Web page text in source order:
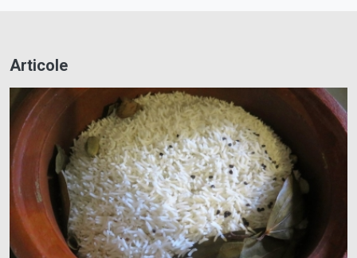
Articole